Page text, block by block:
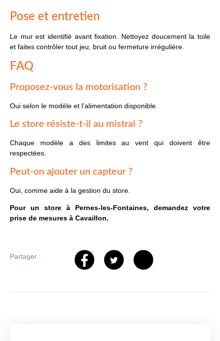
Pose et entretien
Le mur est identifié avant fixation. Nettoyez doucement la toile
et faites contrôler tout jeu, bruit ou fermeture irrégulière.
FAQ
Proposez-vous la motorisation ?
Oui selon le modèle et l’alimentation disponible.
Le store résiste-t-il au mistral ?
Chaque modèle a des limites au vent qui doivent être
respectées.
Peut-on ajouter un capteur ?
Oui, comme aide à la gestion du store.
Pour un store à Pernes-les-Fontaines, demandez votre
prise de mesures à Cavaillon.
Partager :